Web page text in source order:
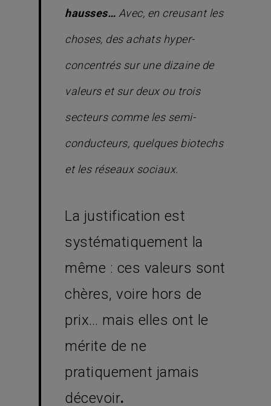
hausses… Avec, en creusant les
choses, des achats hyper-
concentrés sur une dizaine de
valeurs et sur deux ou trois
secteurs comme les semi-
conducteurs, quelques biotechs
et les réseaux sociaux.
La justification est
systématiquement la
même : ces valeurs sont
chères, voire hors de
prix… mais elles ont le
mérite de ne
pratiquement jamais
décevoir.